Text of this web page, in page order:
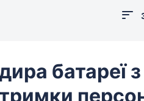
батареї з